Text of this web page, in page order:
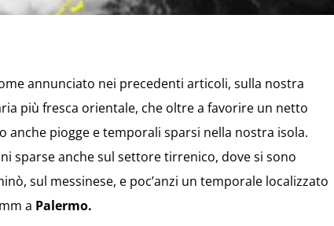
annunciato nei precedenti articoli, sulla nostra
più fresca orientale, che oltre a favorire un netto
piogge e temporali sparsi nella nostra isola.
sparse anche sul settore tirrenico, dove si sono
sul messinese, e poc’anzi un temporale localizzato
a Palermo.